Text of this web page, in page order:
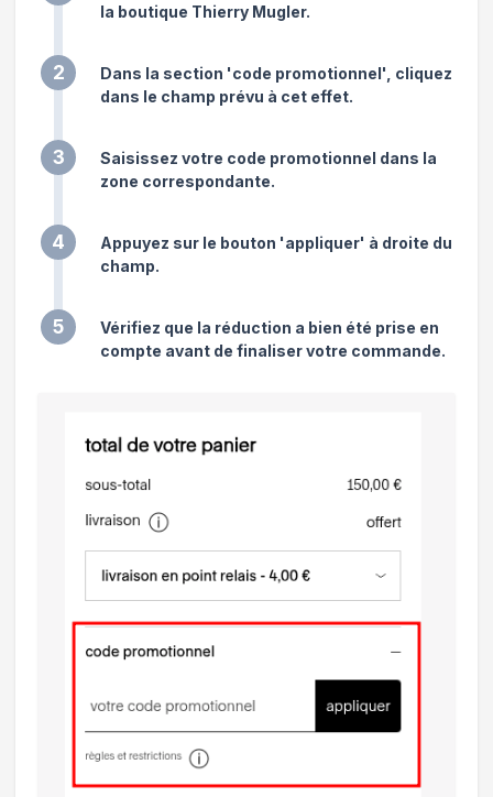
la boutique Thierry Mugler.
2
Dans la section 'code promotionnel', cliquez
dans le champ prévu à cet effet.
3
Saisissez votre code promotionnel dans la
zone correspondante.
4
Appuyez sur le bouton 'appliquer' à droite du
champ.
5
Vérifiez que la réduction a bien été prise en
compte avant de finaliser votre commande.